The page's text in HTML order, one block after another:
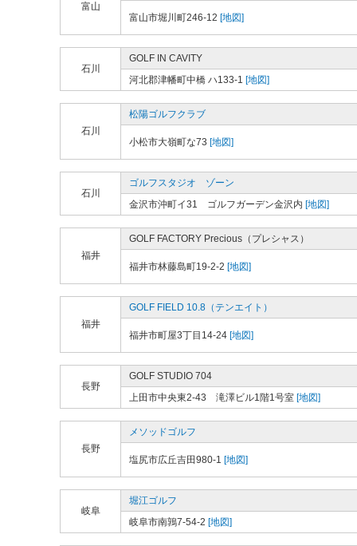
富山
富山市堀川町246-12 [地図]
石川
GOLF IN CAVITY
河北郡津幡町中橋 ハ133-1 [地図]
石川
松陽ゴルフクラブ
小松市大嶺町な73 [地図]
石川
ゴルフスタジオ ゾーン
金沢市沖町イ31 ゴルフガーデン金沢内 [地図]
福井
GOLF FACTORY Precious（プレシャス）
福井市林藤島町19-2-2 [地図]
福井
GOLF FIELD 10.8（テンエイト）
福井市町屋3丁目14-24 [地図]
長野
GOLF STUDIO 704
上田市中央東2-43 滝澤ビル1階1号室 [地図]
長野
メソッドゴルフ
塩尻市広丘吉田980-1 [地図]
岐阜
堀江ゴルフ
岐阜市南鶉7-54-2 [地図]